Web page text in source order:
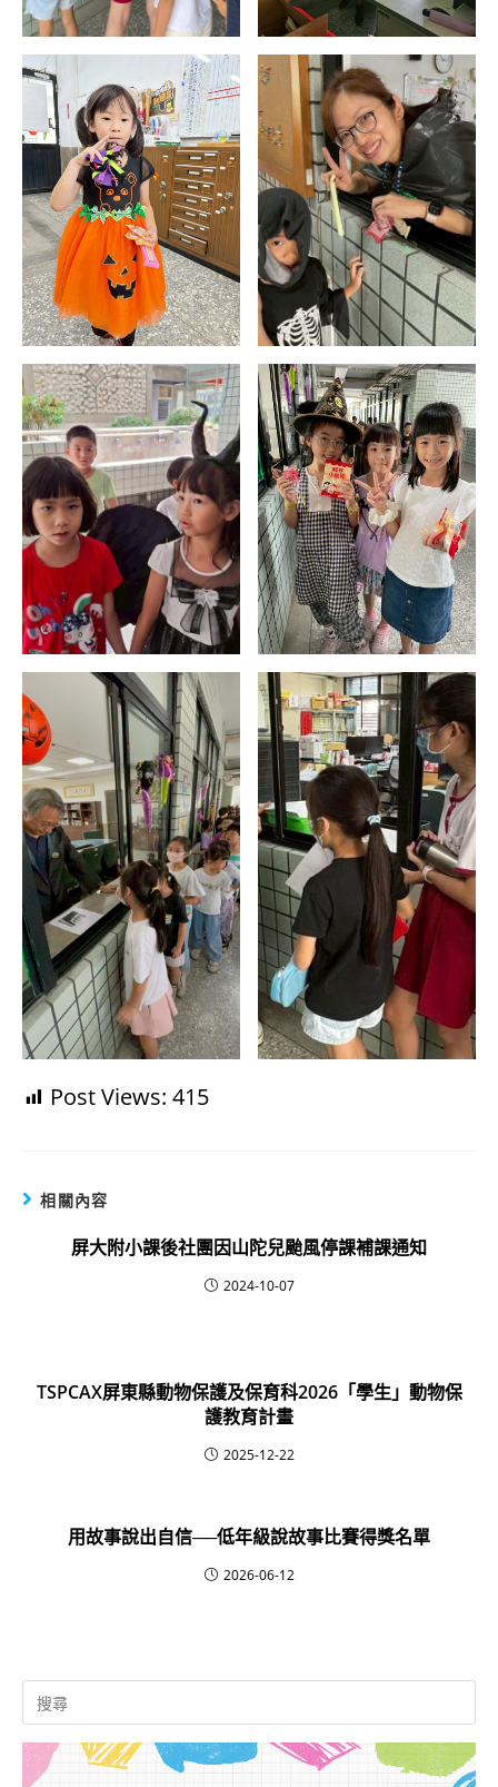
Post Views: 415
相關內容
屏大附小課後社團因山陀兒颱風停課補課通知
2024-10-07
TSPCAX屏東縣動物保護及保育科2026「學生」動物保
護教育計畫
2025-12-22
用故事說出自信──低年級說故事比賽得獎名單
2026-06-12
Search
for: